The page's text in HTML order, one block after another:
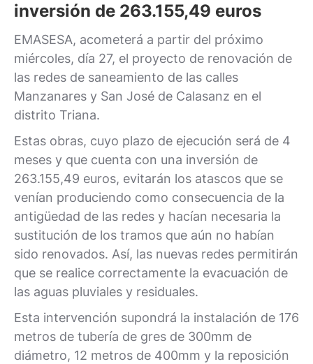
inversión de 263.155,49 euros
EMASESA, acometerá a partir del próximo
miércoles, día 27, el proyecto de renovación de
las redes de saneamiento de las calles
Manzanares y San José de Calasanz en el
distrito Triana.
Estas obras, cuyo plazo de ejecución será de 4
meses y que cuenta con una inversión de
263.155,49 euros, evitarán los atascos que se
venían produciendo como consecuencia de la
antigüedad de las redes y hacían necesaria la
sustitución de los tramos que aún no habían
sido renovados. Así, las nuevas redes permitirán
que se realice correctamente la evacuación de
las aguas pluviales y residuales.
Esta intervención supondrá la instalación de 176
metros de tubería de gres de 300mm de
diámetro, 12 metros de 400mm y la reposición